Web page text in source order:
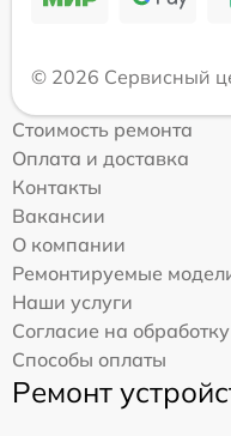
© 2026 Сервисный
Стоимость ремонта
Оплата и доставка
Контакты
Вакансии
О компании
Ремонтируемые
Наши услуги
Согласие на
Способы оплаты
Ремонт